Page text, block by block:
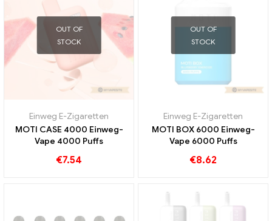
OUT OF
STOCK
Einweg E-Zigaretten
MOTI CASE 4000 Einweg-
Vape 4000 Puffs
€7.54
OUT OF
STOCK
Einweg E-Zigaretten
MOTI BOX 6000 Einweg-
Vape 6000 Puffs
€8.62